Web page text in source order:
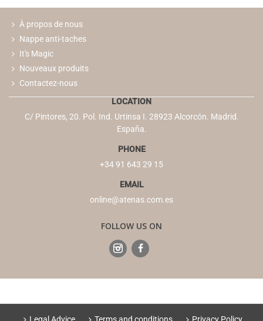
À propos de nous
Nappe anti-taches
It's Magic
Nouveaux produits
Contactez-nous
LOCATION
C/ Pintores, 20. Pol. Ind. Urtinsa I. 28923 Alcorcón. Madrid.
España.
PHONE
+34 91 643 29 15
EMAIL
online@atenas.com.es
FOLLOW US ON
Legal Advice Terms and conditions Privacy Policy